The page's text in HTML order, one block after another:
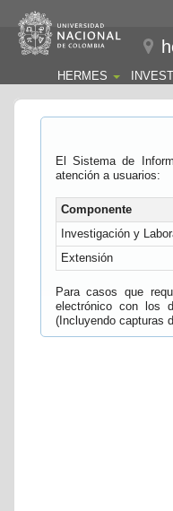
HERMES
El Sistema de
atención a usuarios:
Componente
Investigación y
Extensión
Para casos que
electrónico con los
(Incluyendo capturas